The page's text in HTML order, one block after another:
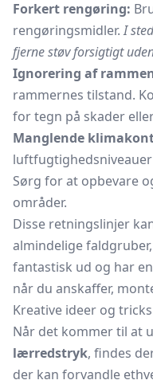
Forkert rengøring:
rengøringsmidler.I
fjerne støv forsigtigt
Ignorering af
rammernes tilstand.
for tegn på skader
Manglende
Sørg for at opbevare
områder.
Disse retningslinjer
almindelige
fantastisk ud og har
når du anskaffer,
Kreative ideer og tricks
Når det kommer til at
lærredstryk, findes
der kan forvandle